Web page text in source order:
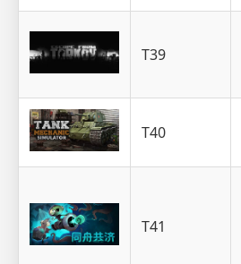
T39
T40
T41